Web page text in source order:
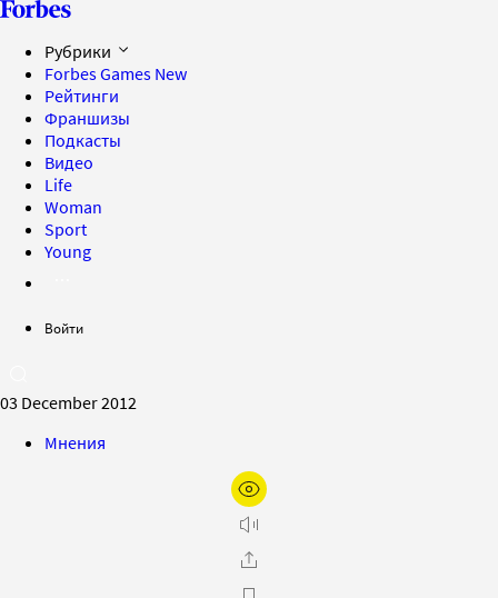
Рубрики
Forbes Games New
Рейтинги
Франшизы
Подкасты
Видео
Life
Woman
Sport
Young
Войти
03 December 2012
Мнения